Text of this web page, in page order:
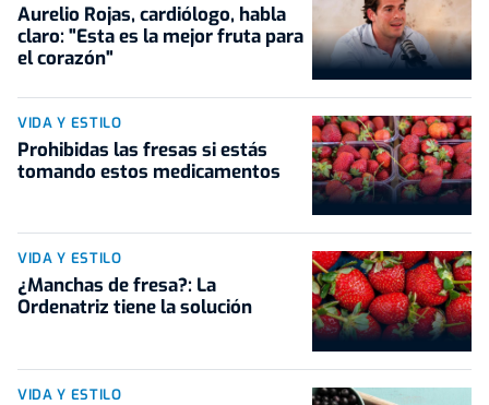
Aurelio Rojas, cardiólogo, habla
claro: "Esta es la mejor fruta para
el corazón"
VIDA Y ESTILO
Prohibidas las fresas si estás
tomando estos medicamentos
VIDA Y ESTILO
¿Manchas de fresa?: La
Ordenatriz tiene la solución
VIDA Y ESTILO